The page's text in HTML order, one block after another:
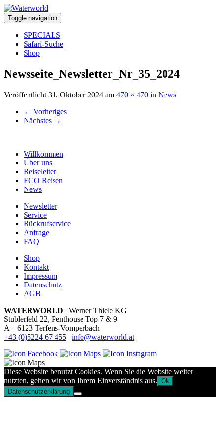
Toggle navigation
SPECIALS
Safari-Suche
Shop
Newsseite_Newsletter_Nr_35_2024
Veröffentlicht 31. Oktober 2024 am 470 × 470 in News
← Vorheriges
Nächstes →
Willkommen
Über uns
Reiseleiter
ECO Reisen
News
Newsletter
Service
Rückrufservice
Anfrage
FAQ
Shop
Kontakt
Impressum
Datenschutz
AGB
WATERWORLD | Werner Thiele KG
Stublerfeld 22, Penthouse Top 7 & 9
A – 6123 Terfens-Vomperbach
+43 (0)5224 67 455 | info@waterworld.at
Diese Website benutzt Cookies. Wenn Sie die Website weiter
nutzten, gehen wir von Ihrem Einverständnis aus. Ok
Datenschutzerklärung